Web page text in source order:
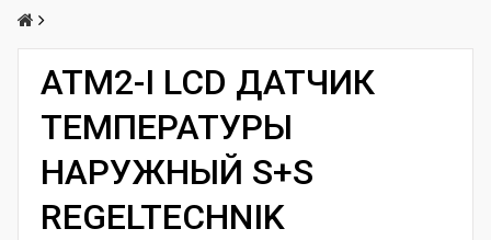
ATM2-I LCD ДАТЧИК
ТЕМПЕРАТУРЫ
НАРУЖНЫЙ S+S
REGELTECHNIK